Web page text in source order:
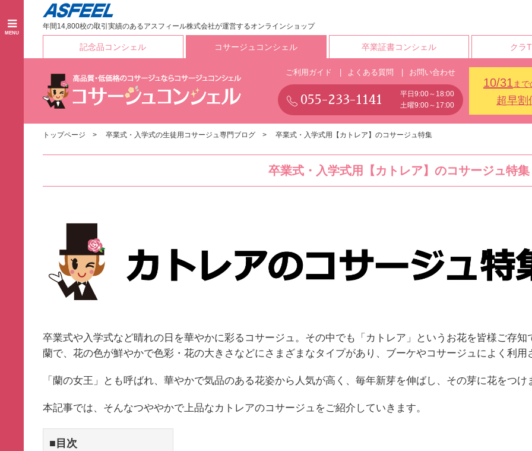
年間14,800校の取引実績のあるアスフィール株式会社が運営するオンラインショップ
記念品コンシェル コサージュコンシェル 卒業証書コンシェル クラ
ご利用ガイド よくある質問 お問い合わせ
055-233-1141
平日9:00～18:00
土曜9:00～17:00
10/31 ま
超早割
トップページ 卒業式・入学式の生徒用コサージュ専門ブログ 卒業式・入学式用【カトレア】のコサージュ特集
卒業式・入学式用【カトレア】のコサージュ特集
卒業式や入学式など晴れの日を華やかに彩るコサージュ。その中でも「カトレア」というお花を皆様ご存
蘭で、花の色が鮮やかで色彩・花の大きさなどにさまざまなタイプがあり、ブーケやコサージュによく利用
「蘭の女王」とも呼ばれ、華やかで気品のある花姿から人気が高く、毎年新芽を伸ばし、その芽に花をつけ
本記事では、そんなつややかで上品なカトレアのコサージュをご紹介していきます。
■目次
MENU